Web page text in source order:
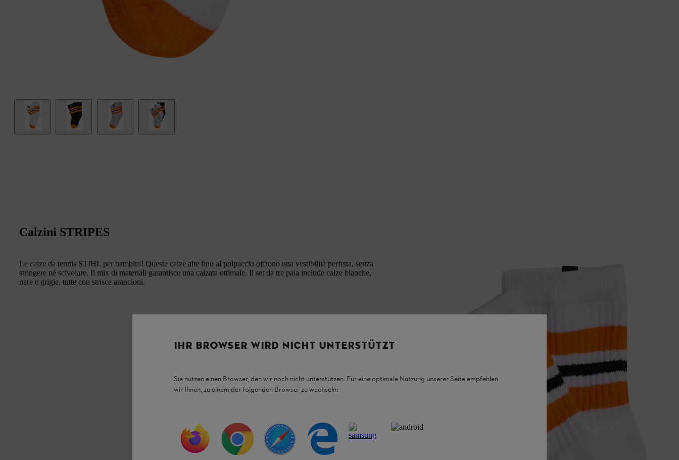
Calzini STRIPES
Le calze da tennis STIHL per bambini! Queste calze alte fino al polpaccio offrono una vestibilità perfetta, senza
stringere né scivolare. Il mix di materiali garantisce una calzata ottimale. Il set da tre paia include calze bianche,
nere e grigie, tutte con strisce arancioni.
IHR BROWSER WIRD NICHT UNTERSTÜTZT
Sie nutzen einen Browser, den wir noch nicht unterstützen. Für eine optimale Nutzung unserer Seite empfehlen
wir Ihnen, zu einem der folgenden Browser zu wechseln: